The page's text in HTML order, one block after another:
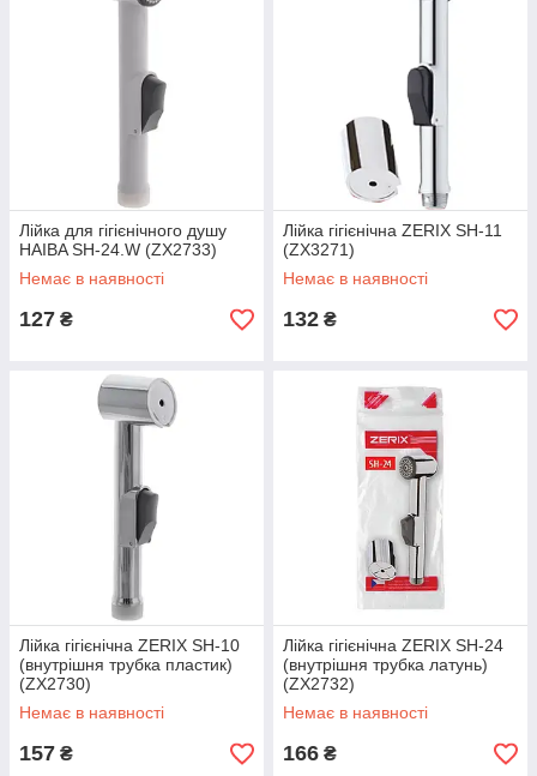
Лійка для гігієнічного душу
HAIBA SH-24.W (ZX2733)
Немає в наявності
127 ₴
Лійка гігієнічна ZERIX SH-11
(ZX3271)
Немає в наявності
132 ₴
Лійка гігієнічна ZERIX SH-10
(внутрішня трубка пластик)
(ZX2730)
Немає в наявності
157 ₴
Лійка гігієнічна ZERIX SH-24
(внутрішня трубка латунь)
(ZX2732)
Немає в наявності
166 ₴